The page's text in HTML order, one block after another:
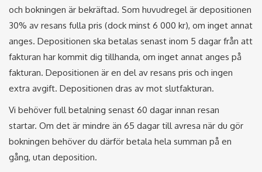
och bokningen är bekräftad. Som huvudregel är depositionen
30% av resans fulla pris (dock minst 6 000 kr), om inget annat
anges. Depositionen ska betalas senast inom 5 dagar från att
fakturan har kommit dig tillhanda, om inget annat anges på
fakturan. Depositionen är en del av resans pris och ingen
extra avgift. Depositionen dras av mot slutfakturan.
Vi behöver full betalning senast 60 dagar innan resan
startar. Om det är mindre än 65 dagar till avresa när du gör
bokningen behöver du därför betala hela summan på en
gång, utan deposition.